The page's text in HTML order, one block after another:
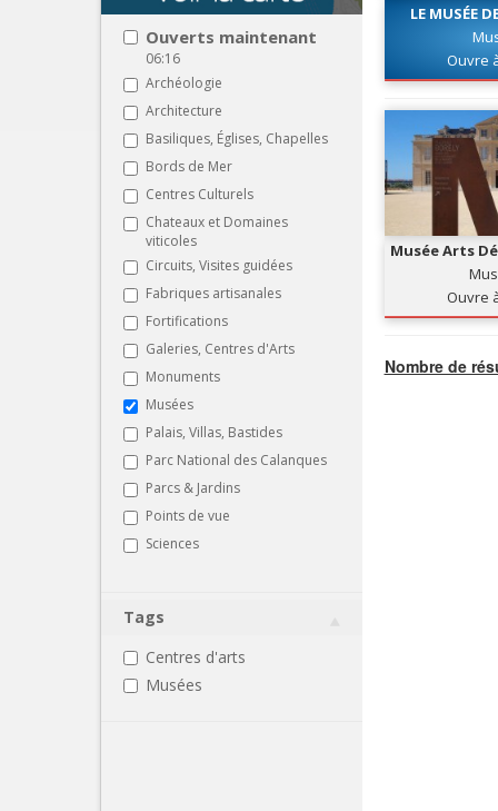
Ouverts maintenant
06:16
Archéologie
Architecture
Basiliques, Églises, Chapelles
Bords de Mer
Centres Culturels
Chateaux et Domaines
viticoles
Circuits, Visites guidées
Fabriques artisanales
Fortifications
Galeries, Centres d'Arts
Monuments
Musées
Palais, Villas, Bastides
Parc National des Calanques
Parcs & Jardins
Points de vue
Sciences
Tags
Centres d'arts
Musées
LE MUSÉE
Ouvre
Musée Arts
Faïence,
Ouvre
Nombre de